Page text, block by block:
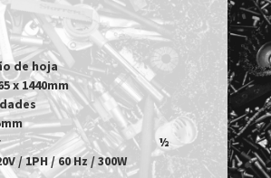
de hoja
x 1440mm
HP / 220V / 1PH / 60 Hz / 300W